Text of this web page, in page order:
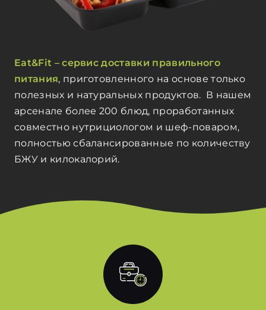
eatandfit54@gmail.com
Заказать звонок
Eat&Fit – сервис доставки правильного
питания, приготовленного на основе только
полезных и натуральных продуктов. В нашем
арсенале более 200 блюд, проработанных
совместно нутрициологом и шеф-поваром,
полностью сбалансированные по количеству
БЖУ и килокалорий.